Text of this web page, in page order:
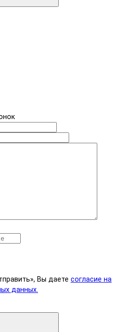
Вы даете согласие на
данных.